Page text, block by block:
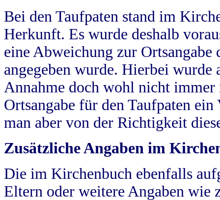
Bei den Taufpaten stand im
Herkunft. Es wurde deshalb
eine Abweichung zur
angegeben wurde. Hierbei wurde
Annahme doch wohl nicht
Ortsangabe für den Taufpaten
man aber von der Richtigkeit
Zusätzliche Angaben im
Die im Kirchenbuch ebenfalls
Eltern oder weitere Angaben wie